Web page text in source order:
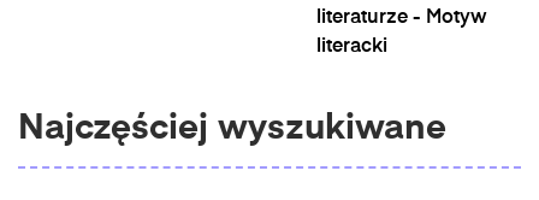
literaturze - Motyw
literacki
Najczęściej wyszukiwane